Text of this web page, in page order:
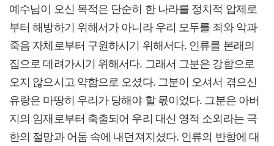
예수님이 오신 목적은 단순히 한 나라를 정치적 압제로
부터 해방하기 위해서가 아니라 우리 모두를 죄와 악과
죽음 자체로부터 구원하시기 위해서다. 인류를 본래의
집으로 데려가시기 위해서다. 그래서 그분은 강함으로
오지 않으시고 약함으로 오셨다. 그분이 오셔서 겪으신
유랑은 마땅히 우리가 당해야 할 몫이었다. 그분은 아버
지의 임재로부터 축출되어 우리 대신 영적 소외라는 극
한의 절망과 어둠 속에 내던져지셨다. 인류의 반항에 대